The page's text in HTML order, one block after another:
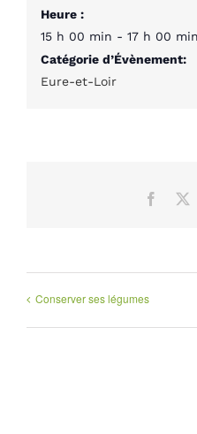
Heure :
15 h 00 min - 17 h 00 min
Catégorie d’Évènement:
Eure-et-Loir
Conserver ses légumes